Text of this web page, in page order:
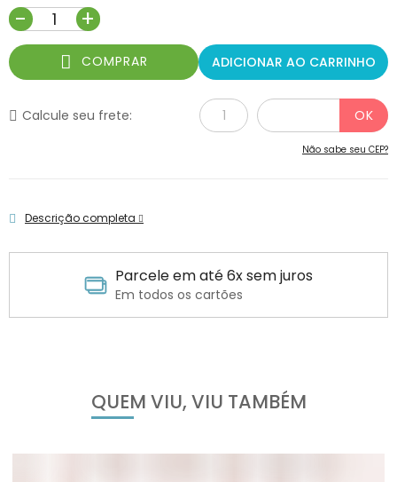
- +
COMPRAR ADICIONAR AO CARRINHO
Calcule seu frete:
Não sabe seu CEP?
Descrição completa
Parcele em até 6x sem juros
Em todos os cartões
QUEM VIU, VIU TAMBÉM